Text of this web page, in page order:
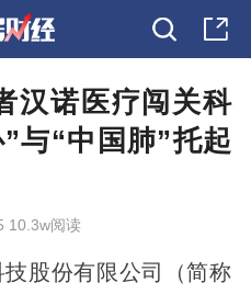
汉诺医疗闯关科
与“中国肺”托起
10.3w阅读
股份有限公司（简称